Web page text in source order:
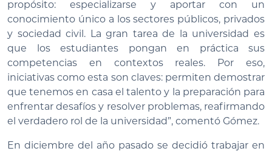
propósito: especializarse y aportar con un
conocimiento único a los sectores públicos, privados
y sociedad civil. La gran tarea de la universidad es
que los estudiantes pongan en práctica sus
competencias en contextos reales. Por eso,
iniciativas como esta son claves: permiten demostrar
que tenemos en casa el talento y la preparación para
enfrentar desafíos y resolver problemas, reafirmando
el verdadero rol de la universidad”, comentó Gómez.
En diciembre del año pasado se decidió trabajar en